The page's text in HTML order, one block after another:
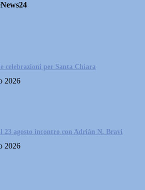
celebrazioni per Santa Chiara
2026
23 agosto incontro con Adrián N. Bravi
2026